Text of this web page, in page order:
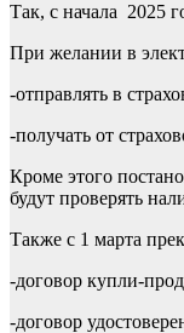
Так, с начала 2025
При желании в
-отправлять в
-получать от
Кроме этого
будут проверять
Также с 1 марта
-договор купли-
-договор